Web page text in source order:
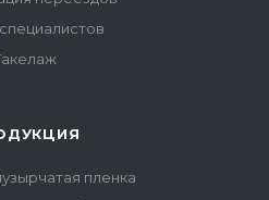
пленка